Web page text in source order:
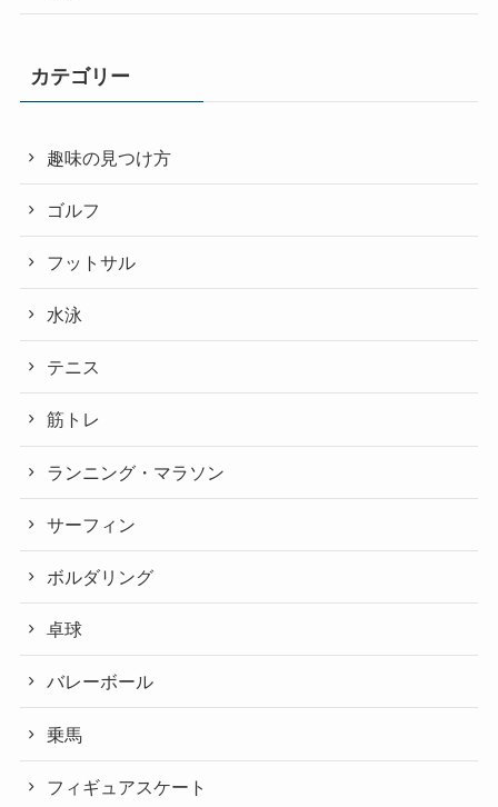
カテゴリー
趣味の見つけ方
ゴルフ
フットサル
水泳
テニス
筋トレ
ランニング・マラソン
サーフィン
ボルダリング
卓球
バレーボール
乗馬
フィギュアスケート